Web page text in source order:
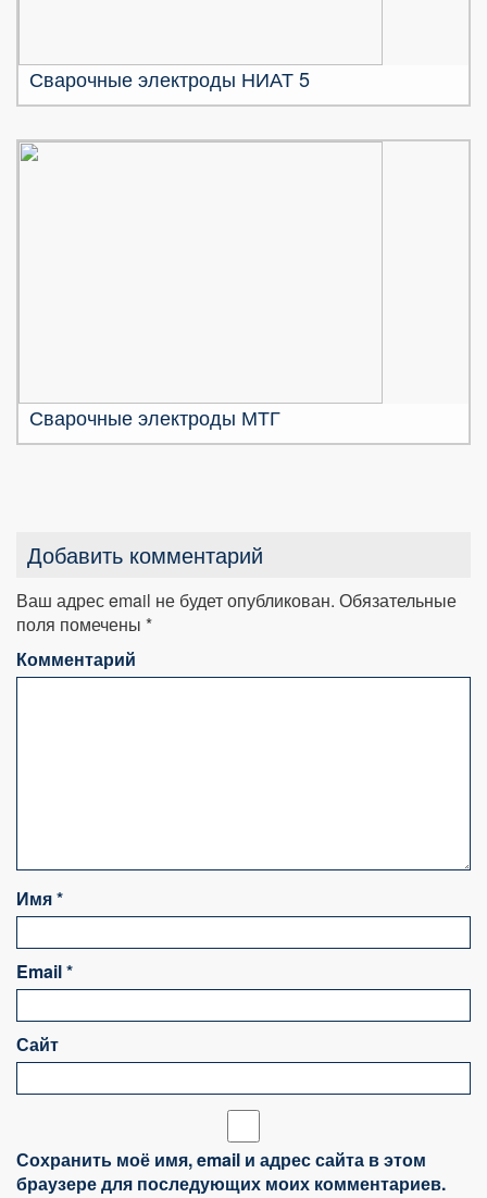
Сварочные электроды НИАТ 5
Сварочные электроды МТГ
Добавить комментарий
Ваш адрес email не будет опубликован. Обязательные
поля помечены *
Комментарий
Имя*
Email*
Сайт
Сохранить моё имя, email и адрес сайта в этом
браузере для последующих моих комментариев.